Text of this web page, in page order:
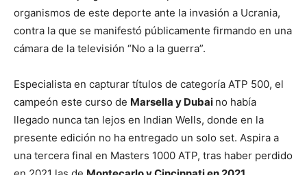
organismos de este deporte ante la invasión a Ucrania,
contra la que se manifestó públicamente firmando en una
cámara de la televisión “No a la guerra”.
Especialista en capturar títulos de categoría ATP 500, el
campeón este curso de Marsella y Dubai no había
llegado nunca tan lejos en Indian Wells, donde en la
presente edición no ha entregado un solo set. Aspira a
una tercera final en Masters 1000 ATP, tras haber perdido